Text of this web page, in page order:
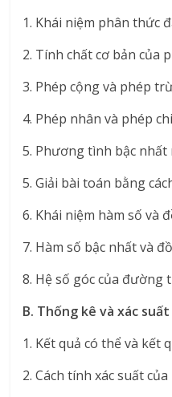
1. Khái niệm phân thức
2. Tính chất cơ bản của
3. Phép cộng và phép
4. Phép nhân và phép
5. Phương tình bậc nhất
5. Giải bài toán bằng
6. Khái niệm hàm số và
7. Hàm số bậc nhất và
8. Hệ số góc của đường
B. Thống kê và xác suất
1. Kết quả có thể và kết
2. Cách tính xác suất